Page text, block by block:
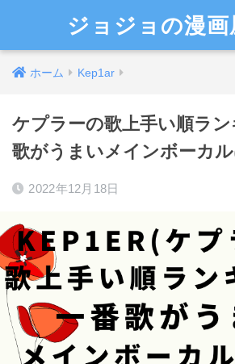
ジョジョの漫画
ホーム Kep1ar
ケプラーの歌上手い順ラ
歌がうまいメインボーカル
2022年12月18日